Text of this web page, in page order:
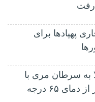
پهپادها برای
سرطان مری با
۶۵ درجه